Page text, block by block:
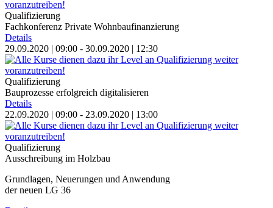
Qualifizierung
Fachkonferenz Private Wohnbaufinanzierung
Details
29.09.2020 | 09:00 - 30.09.2020 | 12:30
Qualifizierung
Bauprozesse erfolgreich digitalisieren
Details
22.09.2020 | 09:00 - 23.09.2020 | 13:00
Qualifizierung
Ausschreibung im Holzbau
Grundlagen, Neuerungen und Anwendung
der neuen LG 36